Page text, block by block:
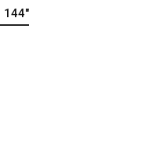
144"